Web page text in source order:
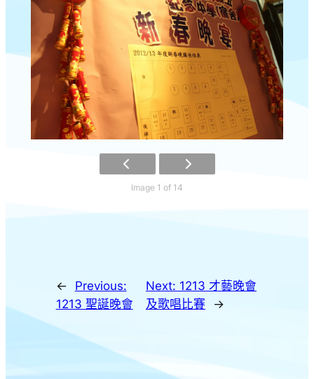
Image 1 of 14
←
Previous:
1213 聖誕晚會
Next: 1213 才藝晚會
及歌唱比賽
→